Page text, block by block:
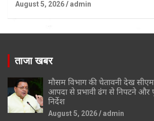
August 5, 2026 admin
ताजा खबर
मौसम विभाग की चेतावनी देख
आपदा से प्रभावी ढंग से निपटने और
निर्देश
August 5, 2026 admin